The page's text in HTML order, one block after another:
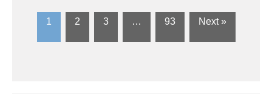
1 2 3 … 93 Next »